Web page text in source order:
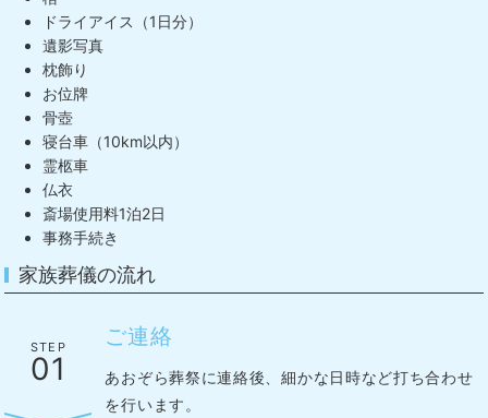
ドライアイス（1日分）
遺影写真
枕飾り
お位牌
骨壺
寝台車（10km以内）
霊柩車
仏衣
斎場使用料1泊2日
事務手続き
家族葬儀の流れ
STEP
01
ご連絡
あおぞら葬祭に連絡後、細かな日時など打ち合わせ
を行います。